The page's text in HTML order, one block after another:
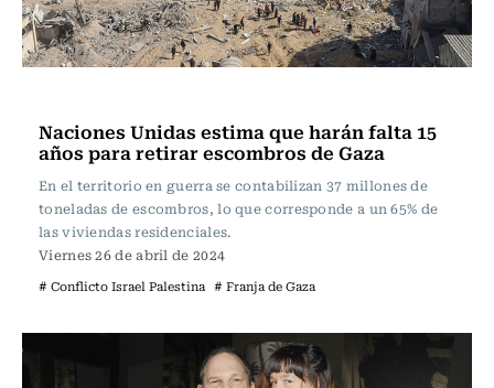
Naciones Unidas estima que harán falta 15
años para retirar escombros de Gaza
En el territorio en guerra se contabilizan 37 millones de
toneladas de escombros, lo que corresponde a un 65% de
las viviendas residenciales.
Viernes 26 de abril de 2024
# Conflicto Israel Palestina # Franja de Gaza